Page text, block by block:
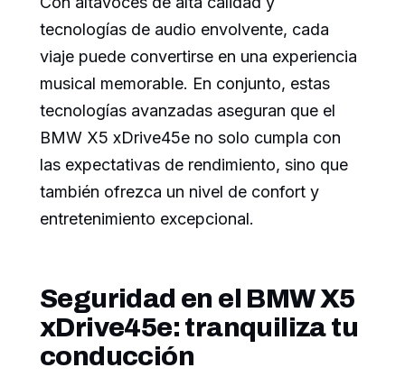
tecnologías de audio envolvente, cada
viaje puede convertirse en una experiencia
musical memorable. En conjunto, estas
tecnologías avanzadas aseguran que el
BMW X5 xDrive45e no solo cumpla con
las expectativas de rendimiento, sino que
también ofrezca un nivel de confort y
entretenimiento excepcional.
Seguridad en el BMW X5
xDrive45e: tranquiliza tu
conducción